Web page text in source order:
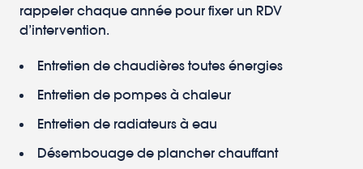
rappeler chaque année pour fixer un RDV
d’intervention.
Entretien de chaudières toutes énergies
Entretien de pompes à chaleur
Entretien de radiateurs à eau
Désembouage de plancher chauffant